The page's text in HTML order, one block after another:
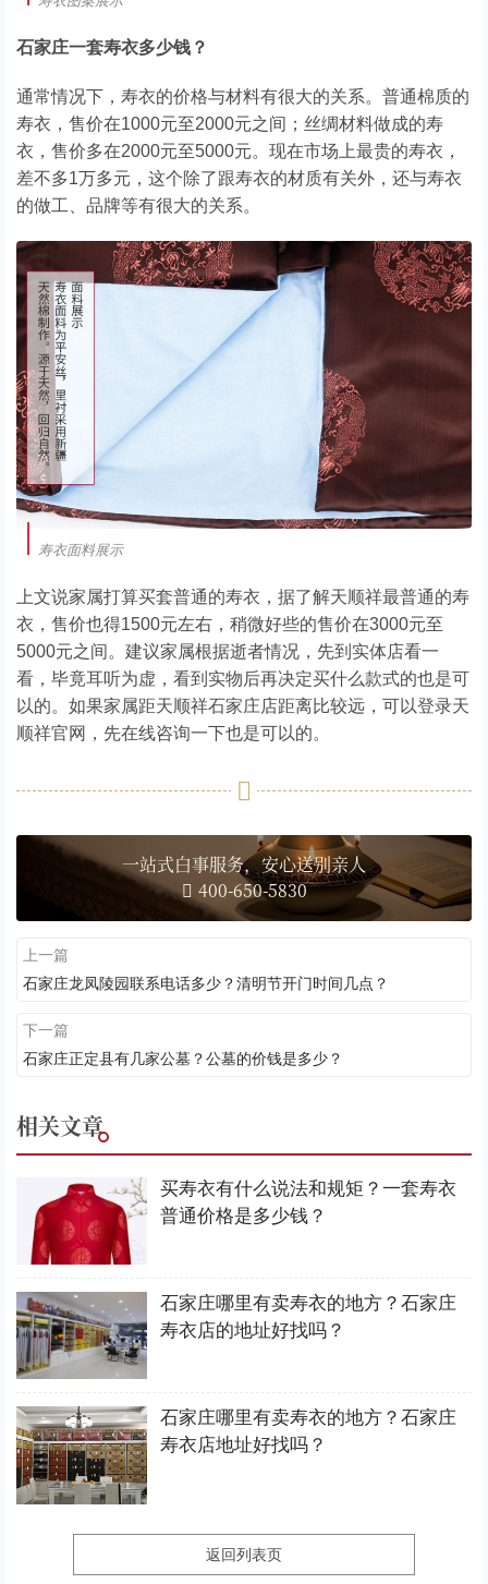
石家庄一套寿衣多少钱？
通常情况下，寿衣的价格与材料有很大的关系。普通棉质的
寿衣，售价在1000元至2000元之间；丝绸材料做成的寿
衣，售价多在2000元至5000元。现在市场上最贵的寿衣，
差不多1万多元，这个除了跟寿衣的材质有关外，还与寿衣
的做工、品牌等有很大的关系。
寿衣面料展示
上文说家属打算买套普通的寿衣，据了解天顺祥最普通的寿
衣，售价也得1500元左右，稍微好些的售价在3000元至
5000元之间。建议家属根据逝者情况，先到实体店看一
看，毕竟耳听为虚，看到实物后再决定买什么款式的也是可
以的。如果家属距天顺祥石家庄店距离比较远，可以登录天
顺祥官网，先在线咨询一下也是可以的。
一站式白事服务，安心送别亲人
400-650-5830
上一篇
石家庄龙凤陵园联系电话多少？清明节开门时间几点？
下一篇
石家庄正定县有几家公墓？公墓的价钱是多少？
相关文章
买寿衣有什么说法和规矩？一套寿衣
普通价格是多少钱？
石家庄哪里有卖寿衣的地方？石家庄
寿衣店的地址好找吗？
石家庄哪里有卖寿衣的地方？石家庄
寿衣店地址好找吗？
返回列表页